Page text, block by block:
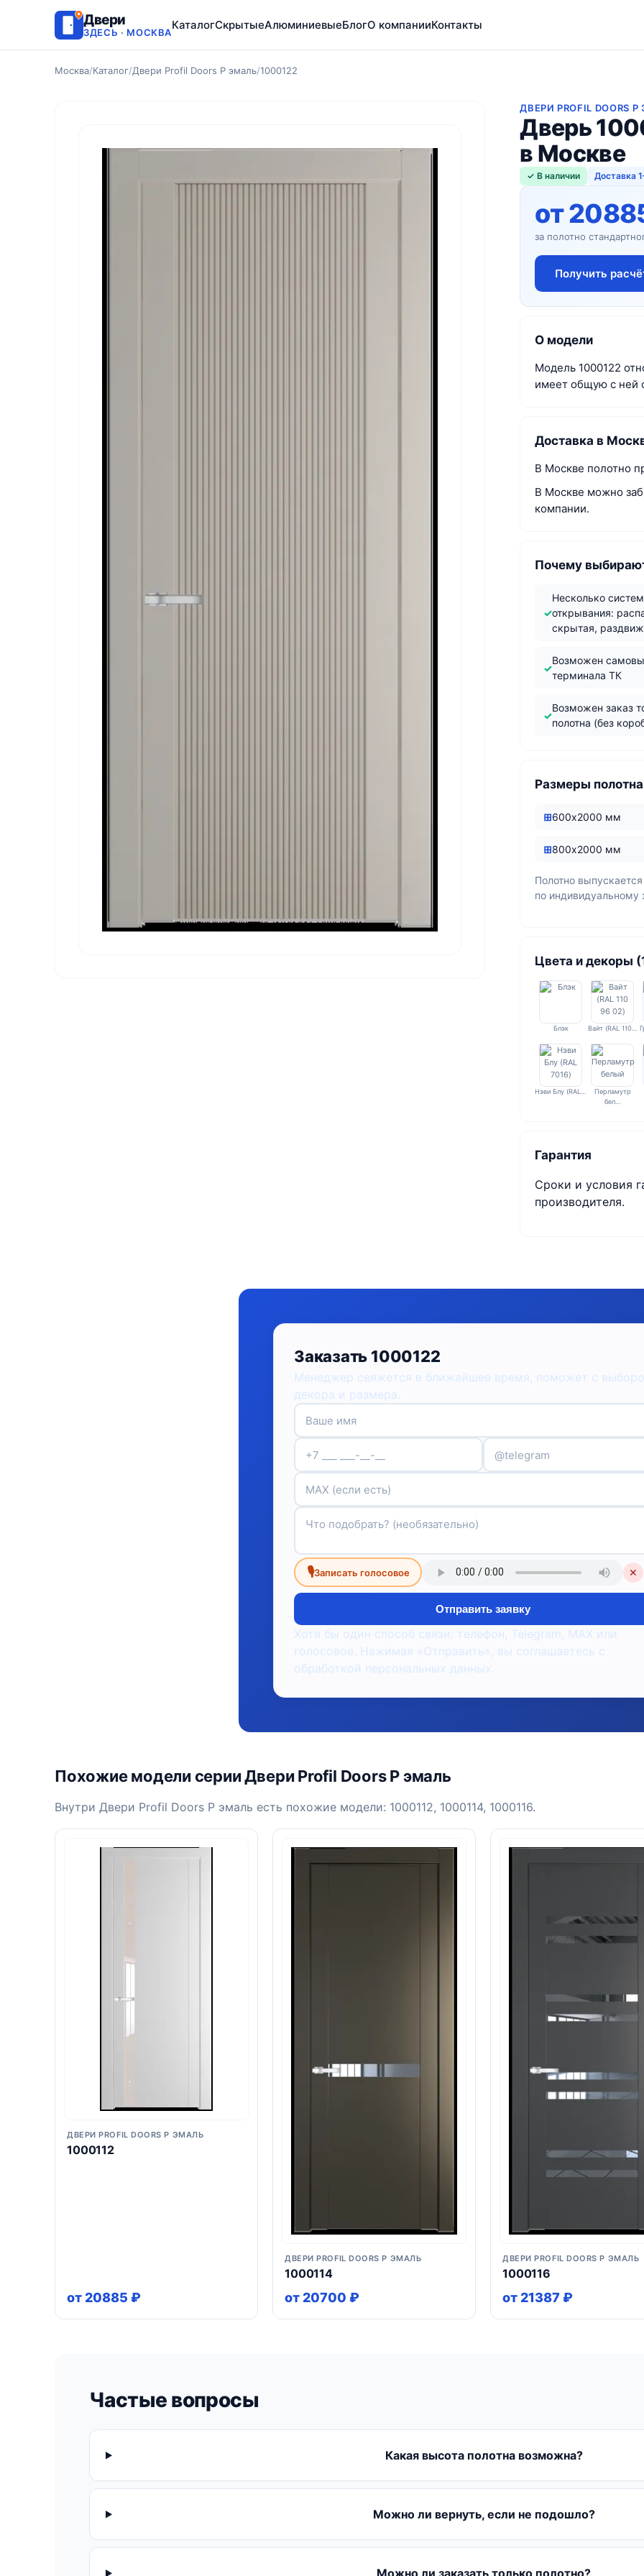
Двери
ЗДЕСЬ · МОСКВА
КаталогСкрытыеАлюминиевыеБлогО компанииКонтакты
Москва/Каталог/Двери Profil Doors P эмаль/1000122
ДВЕРИ PROFIL DOORS
Дверь
в Москве
✓ В наличии Доставка
от
за полотно
Получить
О модели
Модель 1000122
имеет общую с ней
Доставка в
В Москве полотно
В Москве можно
компании.
Почему
Несколько систем
открывания:
скрытая,
Возможен
терминала ТК
Возможен заказ
полотна (без
Размеры полотна
600х2000 мм
800х2000 мм
Полотно
по индивидуальному
Цвета и декоры
Блэк Вайт (RAL 110…
Нэви Блу (RAL…
Перламутр
бел…
Гарантия
Сроки и условия
производителя.
Заказать 1000122
Менеджер свяжется в ближайшее время, поможет с
декора и размера.
🎙Записать голосовое ✕
Отправить заявку
Хотя бы один способ связи: телефон, Telegram, MAX или
голосовое. Нажимая «Отправить», вы соглашаетесь с
обработкой персональных данных.
Похожие модели серии Двери Profil Doors P эмаль
Внутри Двери Profil Doors P эмаль есть похожие модели: 1000112, 1000114, 1000116.
ДВЕРИ PROFIL DOORS P ЭМАЛЬ
1000112
от 20885 ₽
ДВЕРИ PROFIL DOORS P ЭМАЛЬ
1000114
от 20700 ₽
ДВЕРИ PROFIL DOORS P ЭМАЛЬ
1000116
от 21387 ₽
Частые вопросы
Какая высота полотна возможна?
Можно ли вернуть, если не подошло?